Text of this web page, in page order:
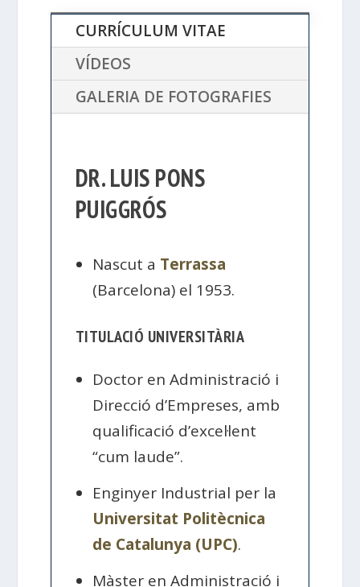
CURRÍCULUM VITAE
VÍDEOS
GALERIA DE FOTOGRAFIES
DR. LUIS PONS
PUIGGRÓS
Nascut a Terrassa
(Barcelona) el 1953.
TITULACIÓ UNIVERSITÀRIA
Doctor en Administració i
Direcció d’Empreses, amb
qualificació d’excel·lent
“cum laude”.
Enginyer Industrial per la
Universitat Politècnica
de Catalunya (UPC).
Màster en Administració i